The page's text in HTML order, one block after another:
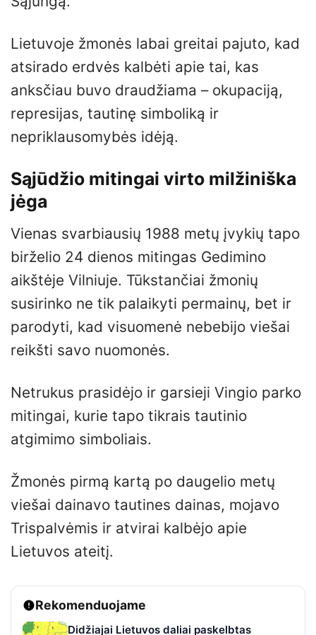
Lietuvoje žmonės labai greitai pajuto, kad
atsirado erdvės kalbėti apie tai, kas
anksčiau buvo draudžiama – okupaciją,
represijas, tautinę simboliką ir
nepriklausomybės idėją.
Sąjūdžio mitingai virto milžiniška
jėga
Vienas svarbiausių 1988 metų įvykių tapo
birželio 24 dienos mitingas Gedimino
aikštėje Vilniuje. Tūkstančiai žmonių
susirinko ne tik palaikyti permainų, bet ir
parodyti, kad visuomenė nebebijo viešai
reikšti savo nuomonės.
Netrukus prasidėjo ir garsieji Vingio parko
mitingai, kurie tapo tikrais tautinio
atgimimo simboliais.
Žmonės pirmą kartą po daugelio metų
viešai dainavo tautines dainas, mojavo
Trispalvėmis ir atvirai kalbėjo apie
Lietuvos ateitį.
Rekomenduojame
Didžiajai Lietuvos daliai paskelbtas